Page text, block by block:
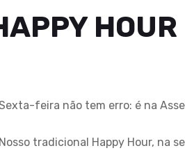
HOUR
feira não tem erro: é na
Nosso tradicional Happy Hour, na